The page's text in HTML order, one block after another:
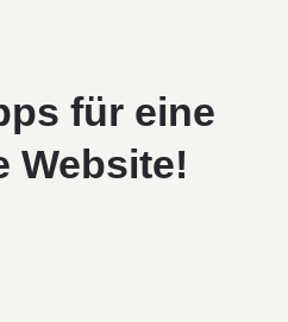
für eine
Website!